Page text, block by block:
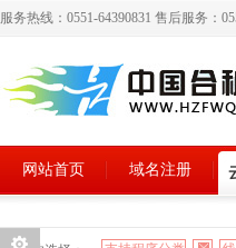
服务热线：0551-64390831 售后服务：
网站首页 域名注册